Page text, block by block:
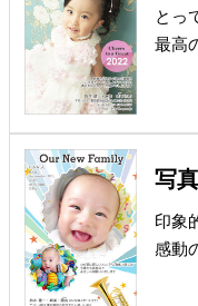
とっ
最高
写
印象
感動